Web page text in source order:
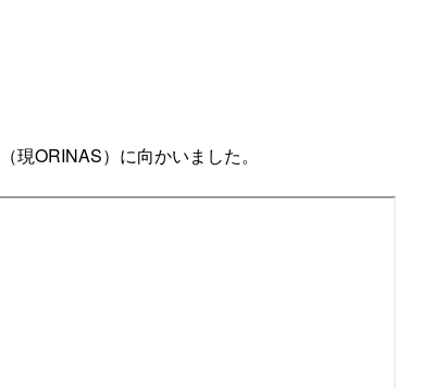
（現ORINAS）に向かいました。